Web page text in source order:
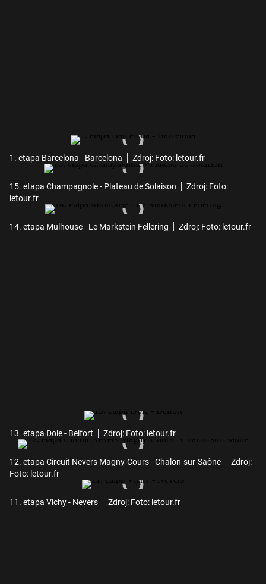
1. etapa Barcelona - Barcelona Zdroj: Foto: letour.fr
15. etapa Champagnole - Plateau de Solaison
Zdroj: Foto:
letour.fr
14. etapa Mulhouse - Le Markstein Fellering Zdroj: Foto: letour.fr
13. etapa Dole - Belfort Zdroj: Foto: letour.fr
12. etapa Circuit Nevers Magny-Cours - Chalon-sur-Saône
Zdroj:
Foto: letour.fr
11. etapa Vichy - Nevers Zdroj: Foto: letour.fr